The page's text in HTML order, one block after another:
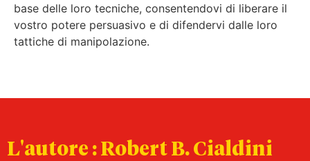
base delle loro tecniche, consentendovi di liberare il
vostro potere persuasivo e di difendervi dalle loro
tattiche di manipolazione.
L'autore : Robert B. Cialdini